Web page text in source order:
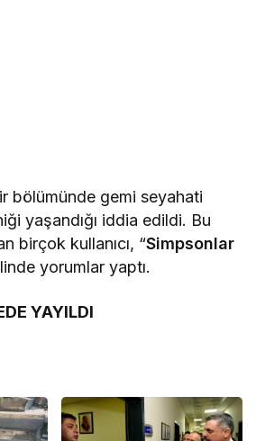
bölümünde gemi seyahati
yaşandığı iddia edildi. Bu
birçok kullanıcı, “Simpsonlar
yorumlar yaptı.
YAYILDI